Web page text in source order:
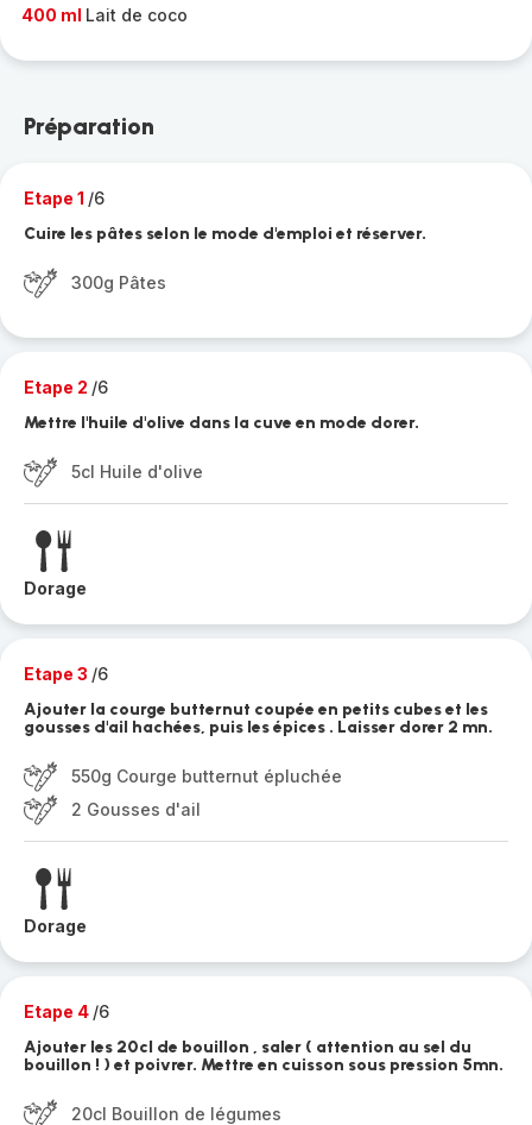
400 ml Lait de coco
Préparation
Etape 1 /6
Cuire les pâtes selon le mode d'emploi et réserver.
300g Pâtes
Etape 2 /6
Mettre l'huile d'olive dans la cuve en mode dorer.
5cl Huile d'olive
Dorage
Etape 3 /6
Ajouter la courge butternut coupée en petits cubes et les
gousses d'ail hachées, puis les épices . Laisser dorer 2 mn.
550g Courge butternut épluchée
2 Gousses d'ail
Dorage
Etape 4 /6
Ajouter les 20cl de bouillon , saler ( attention au sel du
bouillon ! ) et poivrer. Mettre en cuisson sous pression 5mn.
20cl Bouillon de légumes